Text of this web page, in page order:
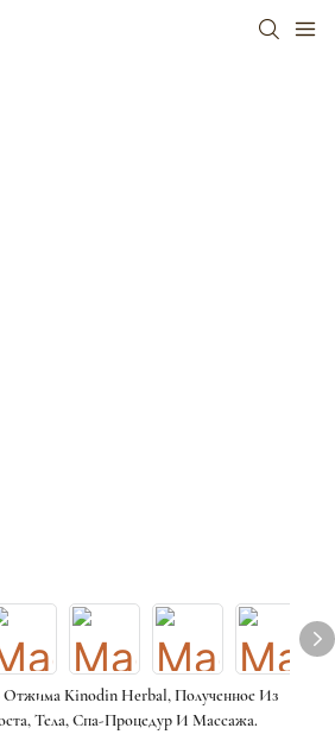
Kinodin Herbal, Полученное Из
Тела, Спа-Процедур И Массажа.